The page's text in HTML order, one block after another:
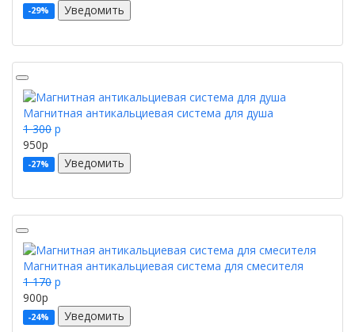
-29% Уведомить
Магнитная антикальциевая система для душа
1 300 p
950p
-27% Уведомить
Магнитная антикальциевая система для смесителя
1 170 p
900p
-24% Уведомить